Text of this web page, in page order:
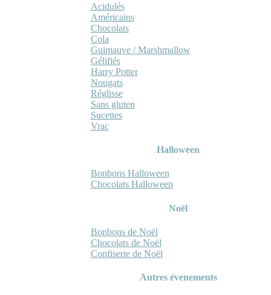
Acidulés
Américains
Chocolats
Cola
Guimauve / Marshmallow
Gélifiés
Harry Potter
Nougats
Réglisse
Sans gluten
Sucettes
Vrac
Halloween
Bonbons Halloween
Chocolats Halloween
Noël
Bonbons de Noël
Chocolats de Noël
Confiserie de Noël
Autres évenements